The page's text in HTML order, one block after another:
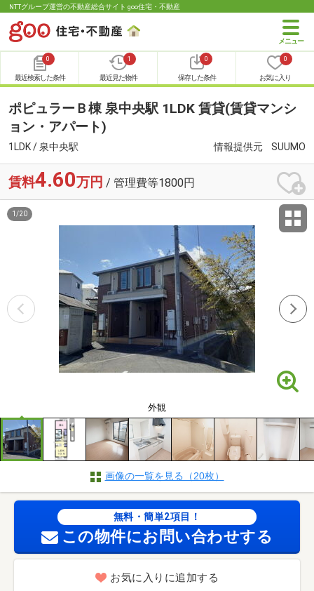
NTTグループ運営の不動産総合サイト goo住宅・不動産
0
最近検索した条件
1
最近見た物件
0
保存した条件
0
お気に入り
ポピュラーＢ棟 泉中央駅 1LDK 賃貸(賃貸マンシ
ョン・アパート)
1LDK / 泉中央駅 情報提供元 SUUMO
賃料4.60万円 / 管理費等1800円
外観
1 /20
画像の一覧を見る（20枚）
無料・簡単2項目！
この物件にお問い合わせする
お気に入りに追加する